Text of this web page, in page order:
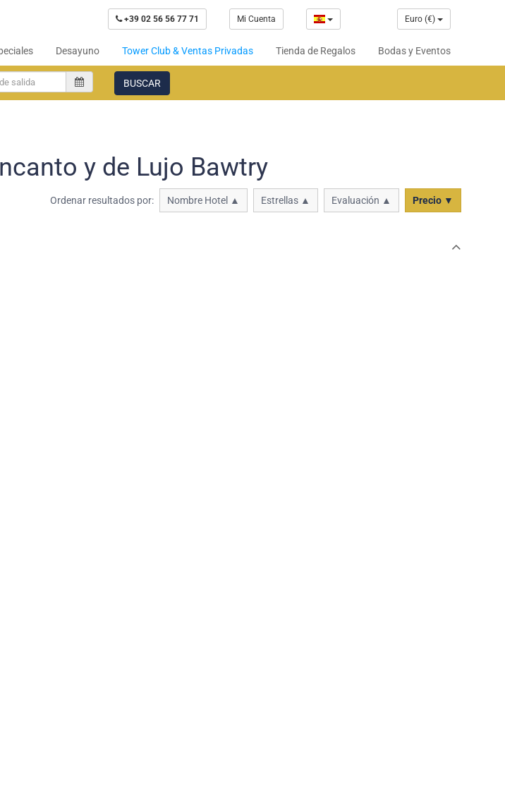
+39 02 56 56 77 71 Mi Cuenta Euro (€)
Desayuno Tower Club & Ventas Privadas Tienda de Regalos Bodas y Eventos
BUSCAR
y de Lujo Bawtry
Ordenar resultados por: Nombre Hotel ▲ Estrellas ▲ Evaluación ▲ Precio ▼